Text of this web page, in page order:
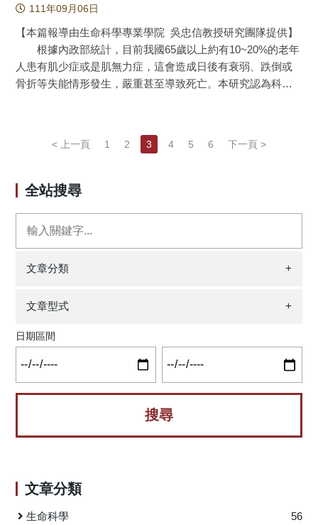
蝸牛有高度的關聯，而台灣鈍頭蛇的分布預測模式則與雙線
蛞蝓有高度的關聯。 如前所述，「生態棲位分化」是個
行之有年的研究熱點。但是，利用「對稱性」來調整自己的
生態棲位分化，卻可能是全世界首見的報導。這篇文章的主
體來自張凱翔的碩士論文，另一方面也靠著所有共同作者多
年的努力所累積。經過漫長的審稿與等待，本文的線上版在
側的牙又細又多，在覓食時用來固定蝸牛的軟組織；而左側
的蛞蝓為主食；泰雅鈍頭蛇（黃色）的牙齒最不對稱，以有
殼的蝸牛為主食；而駒井氏鈍頭蛇（橘色）則是牆頭草，吃
蛞蝓的東部族群和吃蝸牛的西部族群各自演化出不同程度的
對稱性。 圖3：除了形態的特化之外，吃蝸牛的兩種鈍頭蛇
也演化出行為上的特化性。當牠們攝食蝸牛的時候，一定要
蛇（黃色）的行為特化程度，又更勝於牆頭草型的駒井氏鈍
頭蛇（橘色）。 圖4：泰雅鈍頭蛇（黃色）和駒井氏鈍頭蛇
（橘色）攝食無殼蛞蝓的效率是類似的。但由於行為與形態
的高度特化，在面對蝸牛的時候，泰雅鈍頭蛇需要的時間和
努力次數都顯著比駒井氏鈍頭蛇少，顯示牠們的效率和成功
率都更高。 ※封面照來源：游崇瑋先生攝影 原文連結：
Wu, H. N. Nguyen, Si-Min Lin (2021). Niche partitioning
among three snail-eating snakes revealed by dentition
2656.13426 (IF2021=5.606, 3/180=1.7%, Zoology)
都有機會感染疾病。 恙蟲病是一種由恙蟲所傳播的致命
性疾病，在西太平洋地區相當常見，包括臺灣，由於恙蟲病
的主要病徵為發高燒，不易和其他也會造成發燒的傳染病區
隔，若因此造成誤診，嚴重時會導致病患因器官衰竭而死
亡。恙蟲在幼蟲的時期為寄生性，在田野間通常寄生在老鼠
鼠幾乎都是家鼠(Rattus tanezumi)這一種，且有別於家鼠在臺
灣本島只侷限分布在住家附近，家鼠在蘭嶼上面到處可見(如
鼠跑到蘭嶼之後，可能會增加當地感染恙蟲病的機會。
為了得知家鼠會如何影響蘭嶼的恙蟲病，臺師大生命科學系
測量老鼠的體型大小，並計算老鼠身上寄生有多少隻恙蟲，
以及檢測恙蟲感染恙蟲病病原體的感染率。結果發現老鼠和
恙蟲的數量在森林當中最多；老鼠越重，上面寄生的恙蟲越
顯示，老鼠入侵到小島之後，可能增加當地疾病的傳播，世
火山噴發形成的島嶼，上面的生物都是透過由它處播遷而來
Wu DL, Shih HC, Wang JK, Teng HJ & Kuo CC. 2021.
disease vectors on a tropical volcanic island. Frontiers in
Veterinary Science 8: 736216.
https://doi.org/10.3389/fvets.2021.736216
111年09月06日
【本篇報導由生命科學專業學院 吳忠信教授研究團隊提供】
根據內政部統計，目前我國65歲以上約有10~20%的老年
人患有肌少症或是肌無力症，這會造成日後有衰弱、跌倒或
骨折等失能情形發生，嚴重甚至導致死亡。本研究認為科學
丹蔘、搭配五味子、麥門冬研製而成的科學中藥B307，檢視
中草藥配方B307對耗竭游泳運動處理小鼠肌肉耐力的影響。
肉的氧化壓力和發炎，來強化耗竭游泳運動處理小鼠的肌肉
應，並且可以透過提昇神經與肌肉細胞內的鈣離子流，增肌
過提昇心肌細胞內的鈣離子流，增加心肌的收縮力與耐力。
無力症的問題。 一般人在從事較不習慣或較高強度的運
induced muscle damage, EIMD），產生運動誘發肌肉損傷時
通常也伴隨發炎反應，而這樣的情況通常會持續3至5天。在
這3至5天當中，也容易引起身體不適及痠痛，此一現象又稱
作延遲性肌肉痠痛（delayed onset muscle soreness,
DOMS）。而對於競技運動員來說，在訓練期或比賽期，將
訓練量、訓練強度或時間大幅度增加時，亦有可能產生此一
問題。已有多項研究結果證明，在已有EIMD的情況下持續進
強度運動的情況下，運動員經常表現出運動成績下降和肌肉
疲勞度增加。過度運動可能會影響激素調節平衡，進而引起
< 上一頁 1 2 3 4 5 6 下一頁 >
全站搜尋
文章分類 +
文章型式 +
日期區間
文章分類
生命科學 56